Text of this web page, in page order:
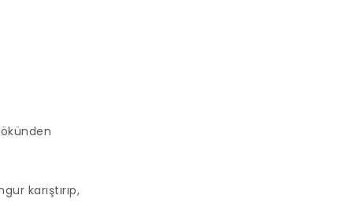
karıştırıp,